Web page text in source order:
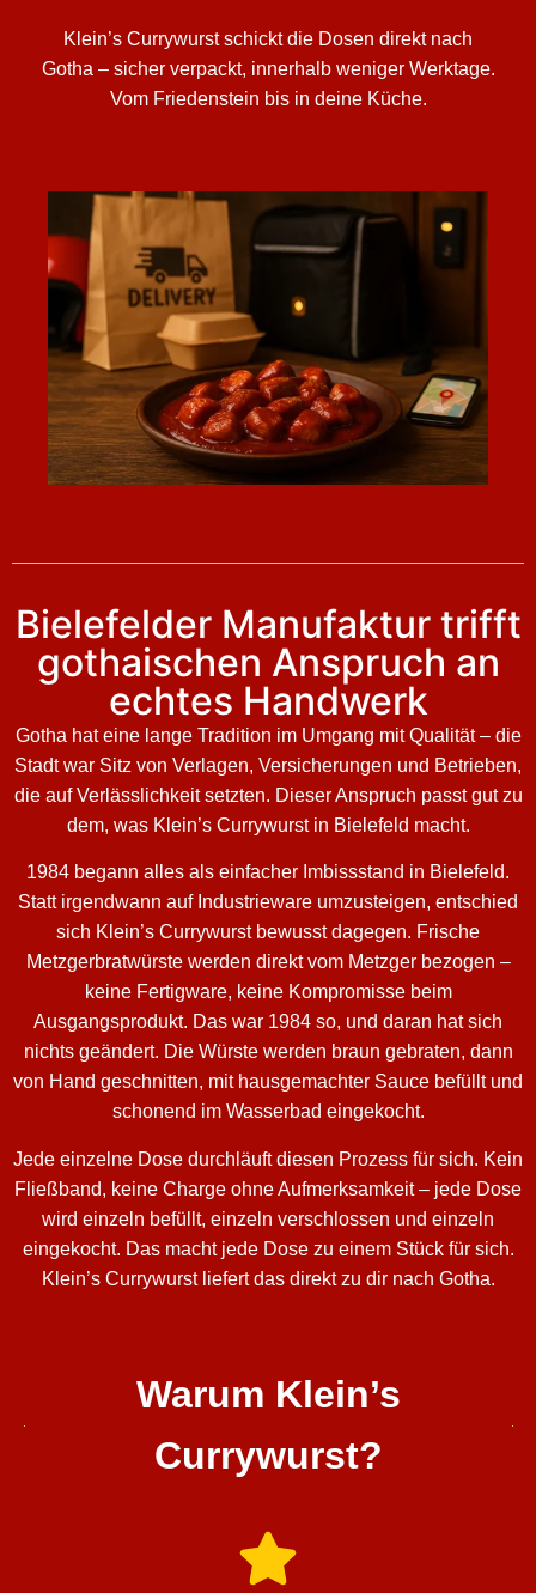
Klein’s Currywurst schickt die Dosen direkt nach
Gotha – sicher verpackt, innerhalb weniger Werktage.
Vom Friedenstein bis in deine Küche.
Bielefelder Manufaktur trifft
gothaischen Anspruch an
echtes Handwerk
Gotha hat eine lange Tradition im Umgang mit Qualität – die
Stadt war Sitz von Verlagen, Versicherungen und Betrieben,
die auf Verlässlichkeit setzten. Dieser Anspruch passt gut zu
dem, was Klein’s Currywurst in Bielefeld macht.
1984 begann alles als einfacher Imbissstand in Bielefeld.
Statt irgendwann auf Industrieware umzusteigen, entschied
sich Klein’s Currywurst bewusst dagegen. Frische
Metzgerbratwürste werden direkt vom Metzger bezogen –
keine Fertigware, keine Kompromisse beim
Ausgangsprodukt. Das war 1984 so, und daran hat sich
nichts geändert. Die Würste werden braun gebraten, dann
von Hand geschnitten, mit hausgemachter Sauce befüllt und
schonend im Wasserbad eingekocht.
Jede einzelne Dose durchläuft diesen Prozess für sich. Kein
Fließband, keine Charge ohne Aufmerksamkeit – jede Dose
wird einzeln befüllt, einzeln verschlossen und einzeln
eingekocht. Das macht jede Dose zu einem Stück für sich.
Klein’s Currywurst liefert das direkt zu dir nach Gotha.
Warum Klein’s
Currywurst?